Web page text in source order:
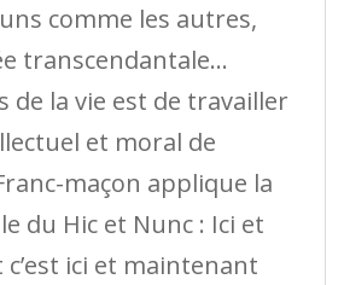
comme les autres,
transcendantale…
de la vie est de travailler
et moral de
maçon applique la
du Hic et Nunc : Ici et
ici et maintenant